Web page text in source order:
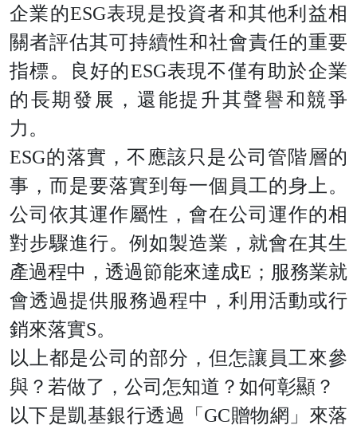
企業的ESG表現是投資者和其他利益相
關者評估其可持續性和社會責任的重要
指標。良好的ESG表現不僅有助於企業
的長期發展，還能提升其聲譽和競爭
力。
ESG的落實，不應該只是公司管階層的
事，而是要落實到每一個員工的身上。
公司依其運作屬性，會在公司運作的相
對步驟進行。例如製造業，就會在其生
產過程中，透過節能來達成E；服務業就
會透過提供服務過程中，利用活動或行
銷來落實S。
以上都是公司的部分，但怎讓員工來參
與？若做了，公司怎知道？如何彰顯？
以下是凱基銀行透過「GC贈物網」來落